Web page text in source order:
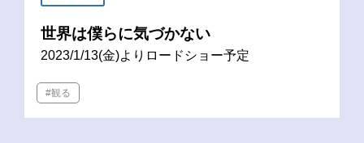
世界は僕らに気づかない
2023/1/13(金)よりロードショー予定
#観る